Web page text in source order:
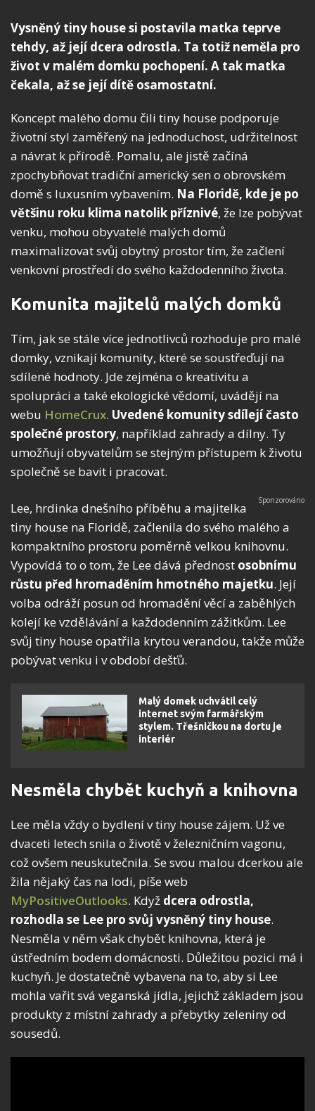
Vysněný tiny house si postavila matka teprve
tehdy, až její dcera odrostla. Ta totiž neměla pro
život v malém domku pochopení. A tak matka
čekala, až se její dítě osamostatní.
Koncept malého domu čili tiny house podporuje
životní styl zaměřený na jednoduchost, udržitelnost
a návrat k přírodě. Pomalu, ale jistě začíná
zpochybňovat tradiční americký sen o obrovském
domě s luxusním vybavením. Na Floridě, kde je po
většinu roku klima natolik příznivé, že lze pobývat
venku, mohou obyvatelé malých domů
maximalizovat svůj obytný prostor tím, že začlení
venkovní prostředí do svého každodenního života.
Komunita majitelů malých domků
Tím, jak se stále více jednotlivců rozhoduje pro malé
domky, vznikají komunity, které se soustřeďují na
sdílené hodnoty. Jde zejména o kreativitu a
spolupráci a také ekologické vědomí, uvádějí na
webu HomeCrux. Uvedené komunity sdílejí často
společné prostory, například zahrady a dílny. Ty
umožňují obyvatelům se stejným přístupem k životu
společně se bavit i pracovat.
Lee, hrdinka dnešního příběhu a majitelka
tiny house na Floridě, začlenila do svého malého a
kompaktního prostoru poměrně velkou knihovnu.
Vypovídá to o tom, že Lee dává přednost osobnímu
růstu před hromaděním hmotného majetku. Její
volba odráží posun od hromadění věcí a zaběhlých
kolejí ke vzdělávání a každodenním zážitkům. Lee
svůj tiny house opatřila krytou verandou, takže může
pobývat venku i v období dešťů.
Malý domek uchvátil celý
internet svým farmářským
stylem. Třešničkou na dortu je
interiér
Nesměla chybět kuchyň a knihovna
Lee měla vždy o bydlení v tiny house zájem. Už ve
dvaceti letech snila o životě v železničním vagonu,
což ovšem neuskutečnila. Se svou malou dcerkou ale
žila nějaký čas na lodi, píše web
MyPositiveOutlooks. Když dcera odrostla,
rozhodla se Lee pro svůj vysněný tiny house.
Nesměla v něm však chybět knihovna, která je
ústředním bodem domácnosti. Důležitou pozici má i
kuchyň. Je dostatečně vybavena na to, aby si Lee
mohla vařit svá veganská jídla, jejichž základem jsou
produkty z místní zahrady a přebytky zeleniny od
sousedů.